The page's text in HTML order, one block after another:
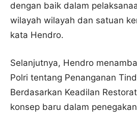
dengan baik dalam
wilayah wilayah dan satuan
kata Hendro.
Selanjutnya, Hendro
Polri tentang Penanganan
Berdasarkan Keadilan
konsep baru dalam